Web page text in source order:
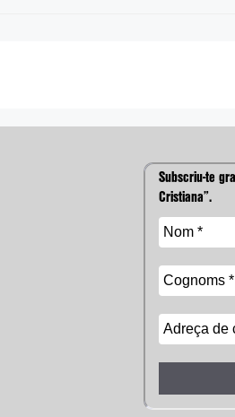
Subscriu-te
Cristiana”.